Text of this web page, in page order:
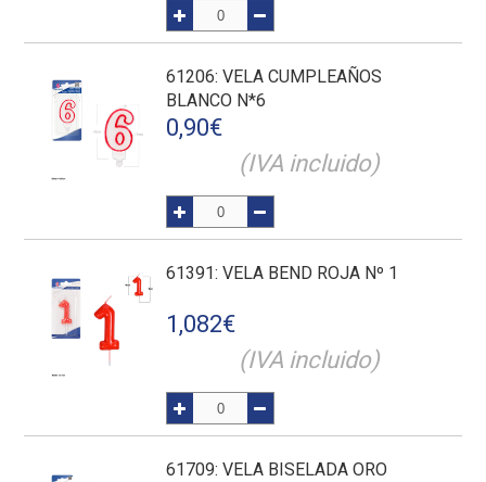
61206: VELA CUMPLEAÑOS
BLANCO N*6
0,90€
(IVA incluido)
61391: VELA BEND ROJA Nº 1
1,082€
(IVA incluido)
61709: VELA BISELADA ORO